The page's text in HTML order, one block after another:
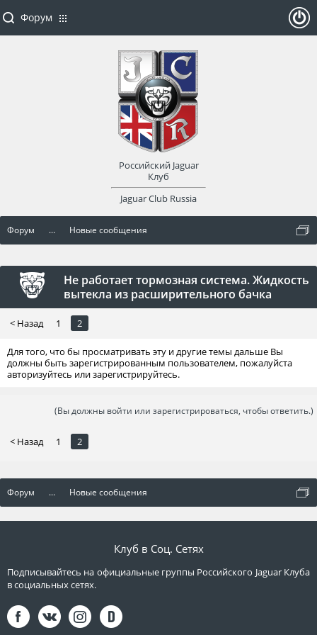
Форум ... Новые сообщения
Не работает тормозная система. Жидкость
вытекла из расширительного бачка
< Назад 1 2
Для того, что бы просматривать эту и другие темы дальше Вы
должны быть зарегистрированным пользователем, пожалуйста
авторизуйтесь или зарегистрируйтесь.
(Вы должны войти или зарегистрироваться, чтобы ответить.)
< Назад 1 2
Форум ... Новые сообщения
Форум
Российский Jaguar
Клуб
Jaguar Club Russia
оват
Клуб в Соц. Сетях
Подписывайтесь на официальные группы Российского Jaguar Клуба
в социальных сетях.